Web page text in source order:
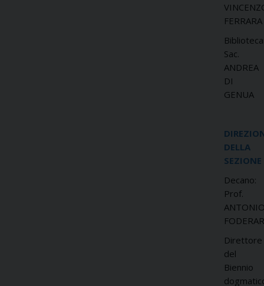
FERRARA
Sac.
ANDREA
DI
GENUA
DELLA
SEZIONE
Decano:
Prof.
Direttore
del
Biennio